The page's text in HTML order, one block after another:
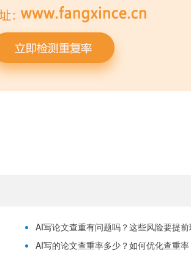
AI写论文查重有问题吗？这些风险要提
AI写的论文查重率多少？如何优化查重